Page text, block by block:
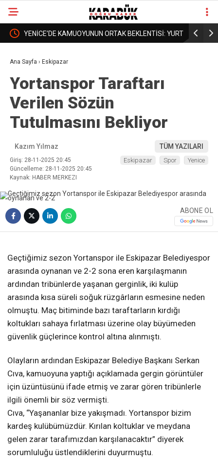
YURT BORDROYA “SAHTE” DEDİLER, GERÇEK MAAŞI
Ana Sayfa › Eskipazar
Yortanspor Taraftarı
Verilen Sözün
Tutulmasını Bekliyor
Kazım Yılmaz TÜM YAZILARI
Giriş: 28-11-2025 20:45
Güncelleme: 28-11-2025 20:45
Kaynak: HABER MERKEZI
Eskipazar Spor Yenice
ABONE OL
Geçtiğimiz sezon Yortanspor ile Eskipazar Belediyespor
arasında oynanan ve 2-2 sona eren karşılaşmanın
ardından tribünlerde yaşanan gerginlik, iki kulüp
arasında kısa süreli soğuk rüzgârların esmesine neden
olmuştu. Maç bitiminde bazı taraftarların kırdığı
koltukları sahaya fırlatması üzerine olay büyümeden
güvenlik güçlerince kontrol altına alınmıştı.
Olayların ardından Eskipazar Belediye Başkanı Serkan
Cıva, kamuoyuna yaptığı açıklamada gergin görüntüler
için üzüntüsünü ifade etmiş ve zarar gören tribünlerle
ilgili önemli bir söz vermişti.
Cıva, “Yaşananlar bize yakışmadı. Yortanspor bizim
kardeş kulübümüzdür. Kırılan koltuklar ve meydana
gelen zarar tarafımızdan karşılanacaktır” diyerek
sorumluluğu üstlendiklerini duyurmuştu.